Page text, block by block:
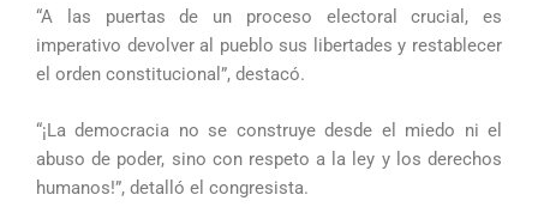
“A las puertas de un proceso electoral crucial, es
imperativo devolver al pueblo sus libertades y restablecer
el orden constitucional”, destacó.
“¡La democracia no se construye desde el miedo ni el
abuso de poder, sino con respeto a la ley y los derechos
humanos!”, detalló el congresista.